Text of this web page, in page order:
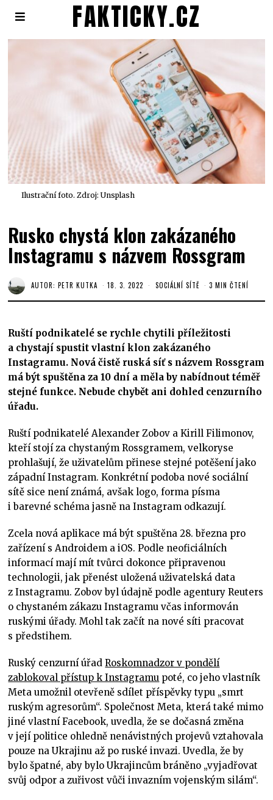
FAKTICKY.CZ
Ilustrační foto. Zdroj: Unsplash
Rusko chystá klon zakázaného
Instagramu s názvem Rossgram
AUTOR:PETR KUTKA 18. 3. 2022 SOCIÁLNÍ SÍTĚ 3 MIN ČTENÍ
Ruští podnikatelé se rychle chytili příležitosti
a chystají spustit vlastní klon zakázaného
Instagramu. Nová čistě ruská síť s názvem Rossgram
má být spuštěna za 10 dní a měla by nabídnout téměř
stejné funkce. Nebude chybět ani dohled cenzurního
úřadu.
Ruští podnikatelé Alexander Zobov a Kirill Filimonov,
kteří stojí za chystaným Rossgramem, velkoryse
prohlašují, že uživatelům přinese stejné potěšení jako
západní Instagram. Konkrétní podoba nové sociální
sítě sice není známá, avšak logo, forma písma
i barevné schéma jasně na Instagram odkazují.
Zcela nová aplikace má být spuštěna 28. března pro
zařízení s Androidem a iOS. Podle neoficiálních
informací mají mít tvůrci dokonce připravenou
technologii, jak přenést uložená uživatelská data
z Instagramu. Zobov byl údajně podle agentury Reuters
o chystaném zákazu Instagramu včas informován
ruskými úřady. Mohl tak začít na nové síti pracovat
s předstihem.
Ruský cenzurní úřadRoskomnadzor v pondělí
zablokoval přístup k Instagramu poté, co jeho vlastník
Meta umožnil otevřeně sdílet příspěvky typu „smrt
ruským agresorům“. Společnost Meta, která také mimo
jiné vlastní Facebook, uvedla, že se dočasná změna
v její politice ohledně nenávistných projevů vztahovala
pouze na Ukrajinu až po ruské invazi. Uvedla, že by
bylo špatné, aby bylo Ukrajincům bráněno „vyjadřovat
svůj odpor a zuřivost vůči invazním vojenským silám“.